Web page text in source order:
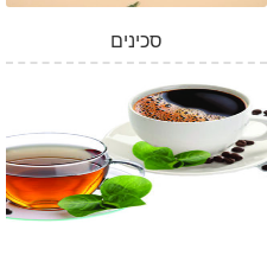
סכינים